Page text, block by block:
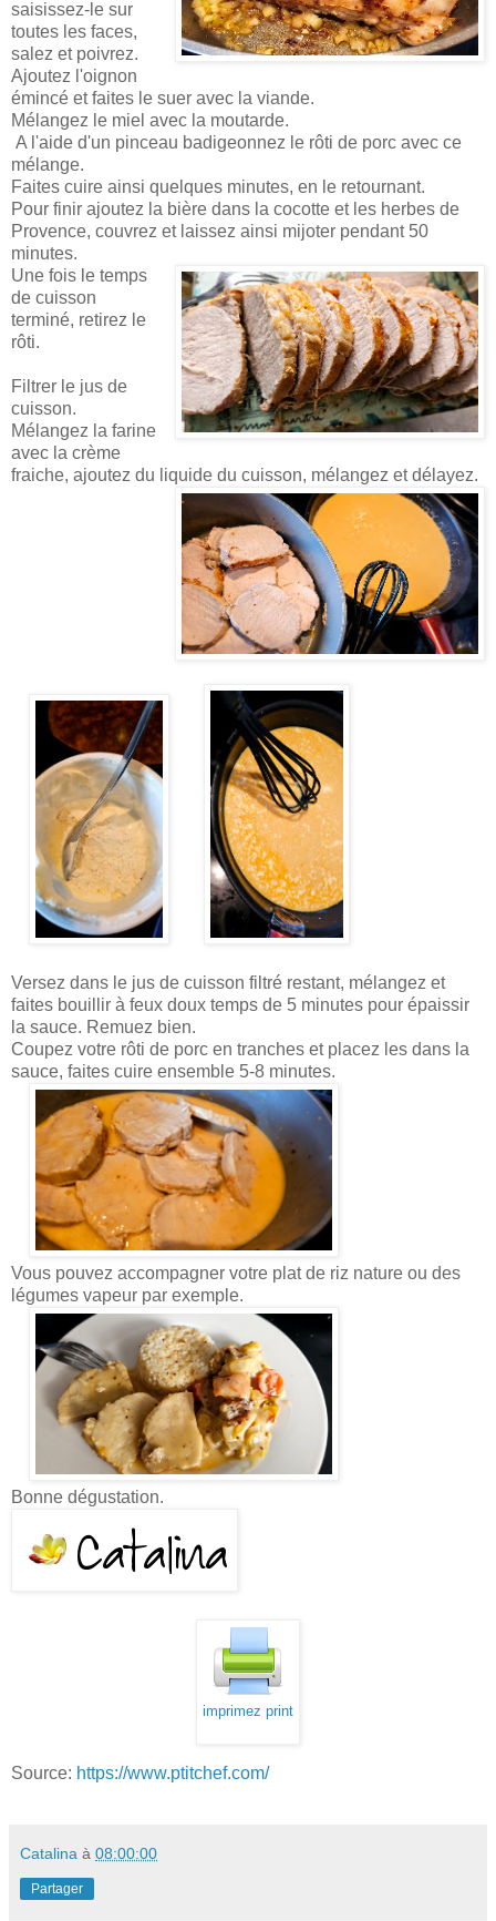
saisissez-le sur
toutes les faces,
salez et poivrez.
Ajoutez l'oignon
émincé et faites le suer avec la viande.
Mélangez le miel avec la moutarde.
A l'aide d'un pinceau badigeonnez le rôti de porc avec ce
mélange.
Faites cuire ainsi quelques minutes, en le retournant.
Pour finir ajoutez la bière dans la cocotte et les herbes de
Provence, couvrez et laissez ainsi mijoter pendant 50
minutes.
Une fois le temps
de cuisson
terminé, retirez le
rôti.
Filtrer le jus de
cuisson.
Mélangez la farine
avec la crème
fraiche, ajoutez du liquide du cuisson, mélangez et délayez.
Versez dans le jus de cuisson filtré restant, mélangez et
faites bouillir à feux doux temps de 5 minutes pour épaissir
la sauce. Remuez bien.
Coupez votre rôti de porc en tranches et placez les dans la
sauce, faites cuire ensemble 5-8 minutes.
Vous pouvez accompagner votre plat de riz nature ou des
légumes vapeur par exemple.
Bonne dégustation.
imprimez print
Source: https://www.ptitchef.com/
Catalina à 08:00:00
Partager